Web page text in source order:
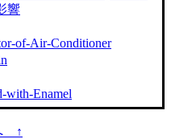
響
of-Air-Conditioner
with-Enamel
↑